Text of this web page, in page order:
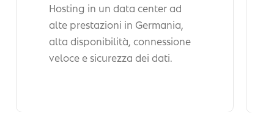
Hosting in un data center ad
alte prestazioni in Germania,
alta disponibilità, connessione
veloce e sicurezza dei dati.